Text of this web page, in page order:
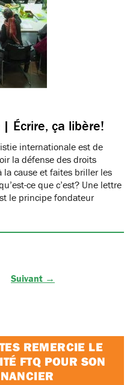
Écrire, ça libère!
internationale est de
la défense des droits
la cause et faites briller les
ce que c’est? Une lettre
le principe fondateur
Suivant →
REMERCIE LE
FTQ POUR SON